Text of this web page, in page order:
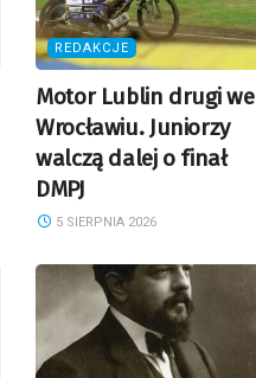
REDAKCJE
Motor Lublin drugi we
Wrocławiu. Juniorzy
walczą dalej o finał
DMPJ
5 SIERPNIA 2026